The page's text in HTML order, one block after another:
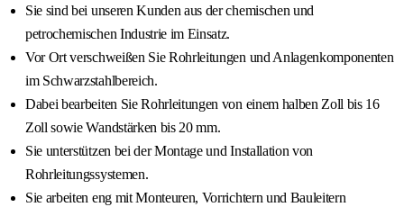
Sie sind bei unseren Kunden aus der chemischen und
petrochemischen Industrie im Einsatz.
Vor Ort verschweißen Sie Rohrleitungen und Anlagenkomponenten
im Schwarzstahlbereich.
Dabei bearbeiten Sie Rohrleitungen von einem halben Zoll bis 16
Zoll sowie Wandstärken bis 20 mm.
Sie unterstützen bei der Montage und Installation von
Rohrleitungssystemen.
Sie arbeiten eng mit Monteuren, Vorrichtern und Bauleitern